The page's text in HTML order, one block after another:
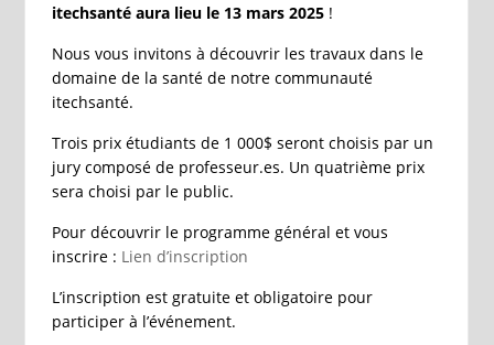
itechsanté aura lieu le 13 mars 2025!
Nous vous invitons à découvrir les travaux dans le
domaine de la santé de notre communauté
itechsanté.
Trois prix étudiants de 1 000$ seront choisis par un
jury composé de professeur.es. Un quatrième prix
sera choisi par le public.
Pour découvrir le programme général et vous
inscrire : Lien d’inscription
L’inscription est gratuite et obligatoire pour
participer à l’événement.